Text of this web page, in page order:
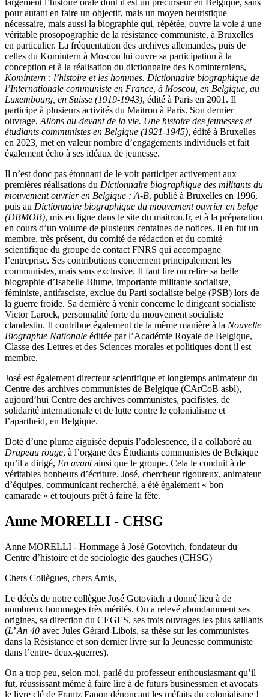
pour autant en faire un objectif, mais un moyen heuristique
nécessaire, mais aussi la biographie qui, répétée, ouvre la voie à une
véritable prosopographie de la résistance communiste, à Bruxelles
en particulier. La fréquentation des archives allemandes, puis de
celles du Komintern à Moscou lui ouvre sa participation à la
conception et à la réalisation du dictionnaire des Kominterniens,
Komintern : l’histoire et les hommes. Dictionnaire biographique de
l’Internationale communiste en France, à Moscou, en Belgique, au
Luxembourg, en Suisse (1919-1943), édité à Paris en 2001. Il
participe à plusieurs activités du Maitron à Paris. Son dernier
ouvrage, Allons au-devant de la vie. Une histoire des jeunesses et
étudiants communistes en Belgique (1921-1945), édité à Bruxelles
en 2023, met en valeur nombre d’engagements individuels et fait
également écho à ses idéaux de jeunesse.
Il n’est donc pas étonnant de le voir participer activement aux
premières réalisations du Dictionnaire biographique des militants du
mouvement ouvrier en Belgique : A-B, publié à Bruxelles en 1996,
puis au Dictionnaire biographique du mouvement ouvrier en belge
(DBMOB), mis en ligne dans le site du maitron.fr, et à la préparation
en cours d’un volume de plusieurs centaines de notices. Il en fut un
membre, très présent, du comité de rédaction et du comité
scientifique du groupe de contact FNRS qui accompagne
l’entreprise. Ses contributions concernent principalement les
communistes, mais sans exclusive. Il faut lire ou relire sa belle
biographie d’Isabelle Blume, importante militante socialiste,
féministe, antifasciste, exclue du Parti socialiste belge (PSB) lors de
la guerre froide. Sa dernière à venir concerne le dirigeant socialiste
Victor Larock, personnalité forte du mouvement socialiste
clandestin. Il contribue également de la même manière à la Nouvelle
Biographie Nationale éditée par l’Académie Royale de Belgique,
Classe des Lettres et des Sciences morales et politiques dont il est
membre.
José est également directeur scientifique et longtemps animateur du
Centre des archives communistes de Belgique (CArCoB asbl),
aujourd’hui Centre des archives communistes, pacifistes, de
solidarité internationale et de lutte contre le colonialisme et
l’apartheid, en Belgique.
Doté d’une plume aiguisée depuis l’adolescence, il a collaboré au
Drapeau rouge, à l’organe des Étudiants communistes de Belgique
qu’il a dirigé, En avantainsi que le groupe. Cela le conduit à de
véritables bonheurs d’écriture. José, chercheur rigoureux, animateur
d’équipes, communicant recherché, a été également « bon
camarade » et toujours prêt à faire la fête.
Anne MORELLI - CHSG
Anne MORELLI - Hommage à José Gotovitch, fondateur du
Centre d’histoire et de sociologie des gauches (CHSG)
Chers Collègues, chers Amis,
Le décès de notre collègue José Gotovitch a donné lieu à de
nombreux hommages très mérités. On a relevé abondamment ses
origines, sa direction du CEGES, ses trois ouvrages les plus saillants
(L’ An 40 avec Jules Gérard-Libois, sa thèse sur les communistes
dans la Résistance et son dernier livre sur la Jeunesse communiste
dans l’entre- deux-guerres).
On a trop peu, selon moi, parlé du professeur enthousiasmant qu’il
fut, réussissant même à faire lire à de futurs businessmen et avocats
le livre clé de Frantz Fanon dénonçant les méfaits du colonialisme !